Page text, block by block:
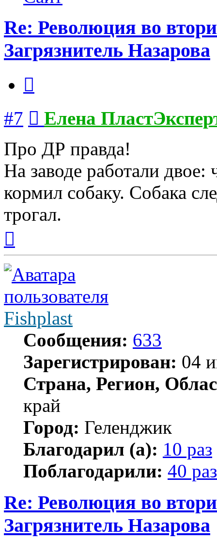
Re: Революция во
Загрязнитель Назарова
#7
Елена
Про ДР правда!
На заводе работали двое:
кормил собаку. Собака
трогал.
началу
Fishplast
Сообщения: 633
Зарегистрирован: 04
Страна, Регион,
край
Город: Геленджик
Благодарил (а): 10 раз
Поблагодарили: 40 раз
Re: Революция во
Загрязнитель Назарова